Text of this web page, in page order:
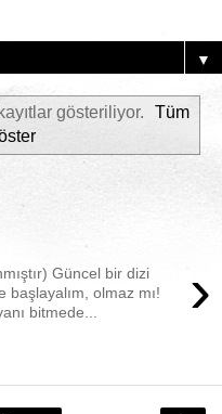
▼
gösteriliyor.
Tüm
›
Güncel bir dizi
olmaz mı!
bitmede...